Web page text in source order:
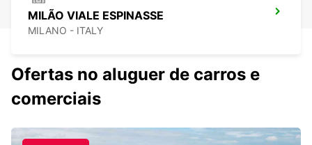
MILÃO VIALE ESPINASSE
MILANO - ITALY
Ofertas no aluguer de carros e
comerciais